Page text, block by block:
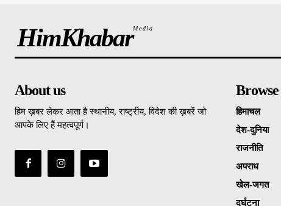
HimKhabarMedia
About us
हिम ख़बर लेकर आता है स्थानीय, राष्ट्रीय, विदेश की ख़बरें जो
आपके लिए हैं महत्वपूर्ण।
Browse
हिमाचल
देश-दुनिया
राजनीति
अपराध
खेल-जगत
दुर्घटना